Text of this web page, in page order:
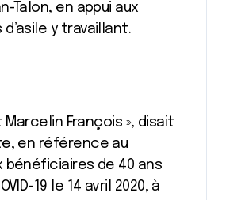
Talon, en appui aux
y travaillant.
Marcelin François », disait
en référence au
bénéficiaires de 40 ans
19 le 14 avril 2020, à